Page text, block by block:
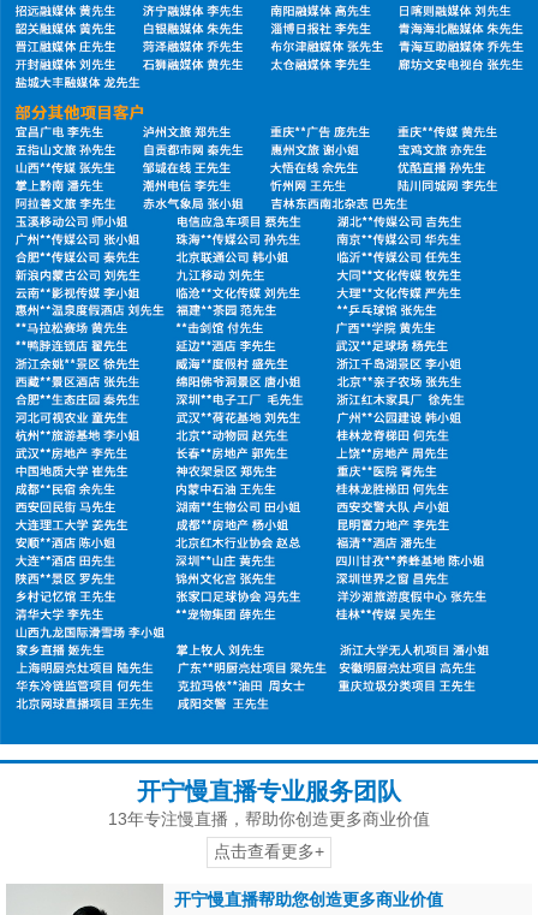
开宁慢直播专业服务团队
13年专注慢直播，帮助你创造更多商业价值
点击查看更多+
开宁慢直播帮助您创造更多商业价值